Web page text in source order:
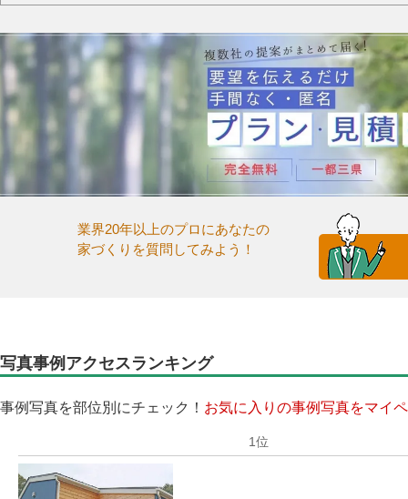
業界20年以上のプロにあなたの
家づくりを質問してみよう！
写真事例アクセスランキング
事例写真を部位別にチェック！ お気に入りの事例写真をマイ